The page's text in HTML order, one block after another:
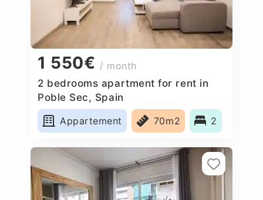
1 550€ / month
2 bedrooms apartment for rent in
Poble Sec, Spain
Appartement
70m2 2